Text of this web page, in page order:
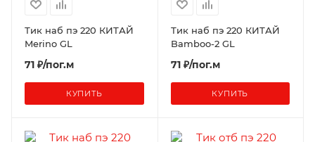
Тик наб пэ 220 КИТАЙ
Merino GL
71 ₽/пог.м
КУПИТЬ
Тик наб пэ 220 КИТАЙ
Bamboo-2 GL
71 ₽/пог.м
КУПИТЬ